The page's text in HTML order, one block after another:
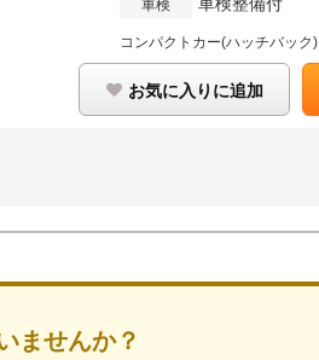
車検
コンパクトカー(ハッチバック)
お気に入りに追加
ませんか？